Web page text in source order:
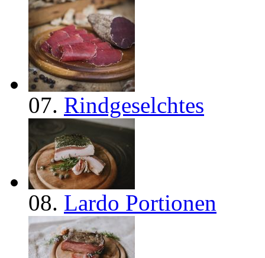
07. Rindgeselchtes
08. Lardo Portionen